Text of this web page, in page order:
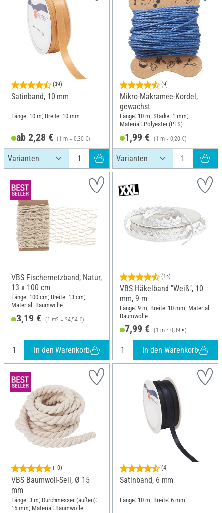
(39)
Satinband, 10 mm
Länge: 10 m; Breite: 10 mm
ab 2,28 € (1 m = 0,30 €)
(9)
Mikro-Makramee-Kordel,
gewachst
Länge: 10 m; Stärke: 1 mm;
Material: Polyester (PES)
1,99 € (1 m = 0,20 €)
VBS Fischernetzband, Natur,
13 x 100 cm
Länge: 100 cm; Breite: 13 cm;
Material: Baumwolle
3,19 € (1 m2 = 24,54 €)
In den Warenkorb
(16)
VBS Häkelband "Weiß", 10
mm, 9 m
Länge: 9 m; Breite: 10 mm; Material:
Baumwolle
7,99 € (1 m = 0,89 €)
In den Warenkorb
(10)
VBS Baumwoll-Seil, Ø 15
mm
Länge: 3 m; Durchmesser (außen):
15 mm; Material: Baumwolle
(4)
Satinband, 6 mm
Länge: 10 m; Breite: 6 mm